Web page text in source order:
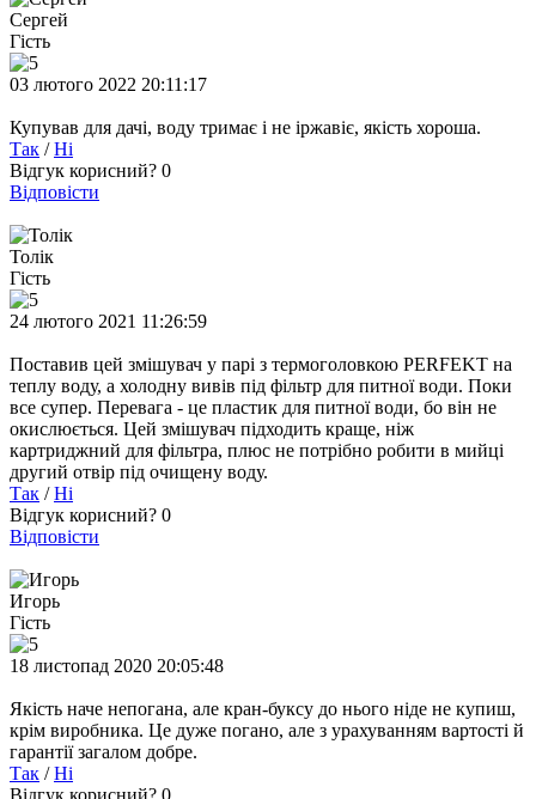
Сергей
Гість
03 лютого 2022 20:11:17
Купував для дачі, воду тримає і не іржавіє, якість хороша.
Так /Ні
Відгук корисний? 0
Відповісти
Толік
Гість
24 лютого 2021 11:26:59
Поставив цей змішувач у парі з термоголовкою PERFEKT на
теплу воду, а холодну вивів під фільтр для питної води. Поки
все супер. Перевага - це пластик для питної води, бо він не
окислюється. Цей змішувач підходить краще, ніж
картриджний для фільтра, плюс не потрібно робити в мийці
другий отвір під очищену воду.
Так /Ні
Відгук корисний? 0
Відповісти
Игорь
Гість
18 листопад 2020 20:05:48
Якість наче непогана, але кран-буксу до нього ніде не купиш,
крім виробника. Це дуже погано, але з урахуванням вартості й
гарантії загалом добре.
Так /Ні